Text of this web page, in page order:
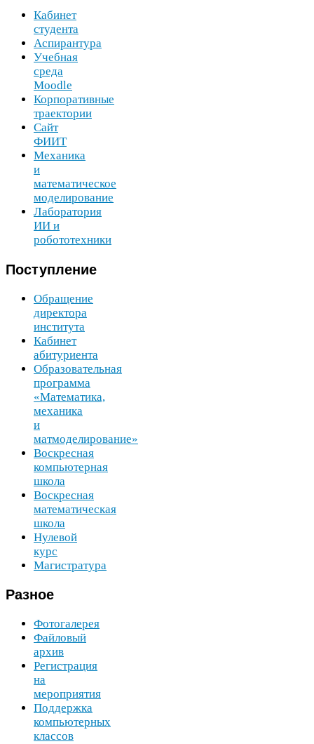
Кабинет
студента
Аспирантура
Учебная
среда
Moodle
Корпоративные
траектории
Сайт
ФИИТ
Механика
и
математическое
моделирование
Лаборатория
ИИ и
робототехники
Поступление
Обращение
директора
института
Кабинет
абитуриента
Образовательная
программа
«Математика,
механика
и
матмоделирование»
Воскресная
компьютерная
школа
Воскресная
математическая
школа
Нулевой
курс
Магистратура
Разное
Фотогалерея
Файловый
архив
Регистрация
на
мероприятия
Поддержка
компьютерных
классов